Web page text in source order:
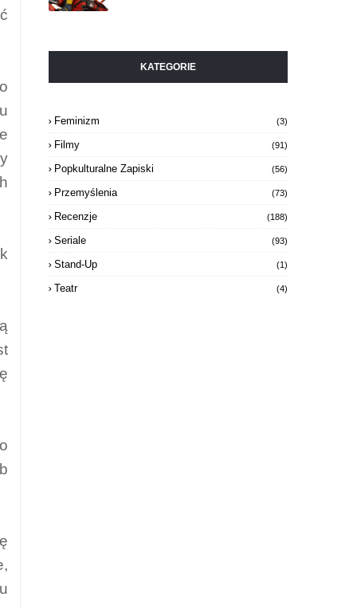
KATEGORIE
Feminizm (3)
Filmy (91)
Popkulturalne Zapiski (56)
Przemyślenia (73)
Recenzje (188)
Seriale (93)
Stand-Up (1)
Teatr (4)